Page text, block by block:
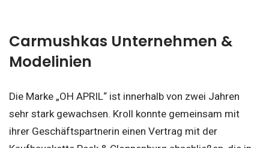
Carmushkas Unternehmen &
Modelinien
Die Marke „OH APRIL“ ist innerhalb von zwei Jahren
sehr stark gewachsen. Kroll konnte gemeinsam mit
ihrer Geschäftspartnerin einen Vertrag mit der